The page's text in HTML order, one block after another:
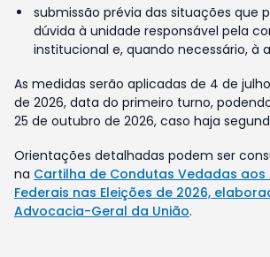
submissão prévia das situações que
dúvida à unidade responsável pela
institucional e, quando necessário, à
As medidas serão aplicadas de 4 de
de 2026, data do primeiro turno,
25 de outubro de 2026, caso haja
Orientações detalhadas podem ser
na Cartilha de Condutas Vedadas aos
Federais nas Eleições de 2026,
Advocacia-Geral da União.